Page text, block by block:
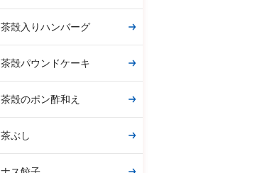
茶殻入りハンバーグ
茶殻パウンドケーキ
茶殻のポン酢和え
茶ぶし